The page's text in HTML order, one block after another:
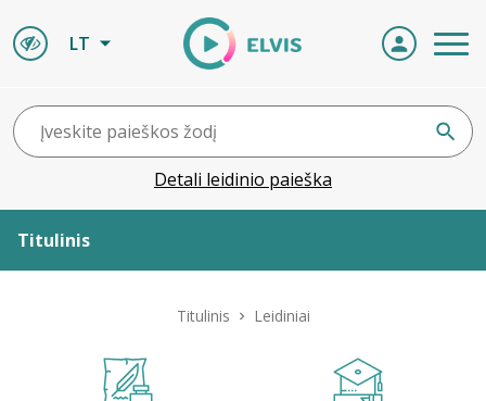
LT
Detali leidinio paieška
Titulinis
Titulinis Leidiniai